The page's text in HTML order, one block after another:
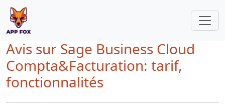
Avis sur Sage Business Cloud
Compta&Facturation: tarif,
fonctionnalités